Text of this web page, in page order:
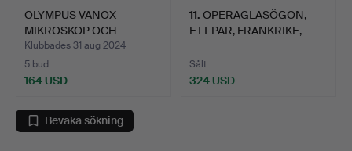
OLYMPUS VANOX
MIKROSKOP OCH
TILLBEHÖR (ANT…
Klubbades 31 aug 2024
5 bud
164 USD
11. OPERAGLASÖGON,
ETT PAR, FRANKRIKE,
Sålt
324 USD
Bevaka sökning